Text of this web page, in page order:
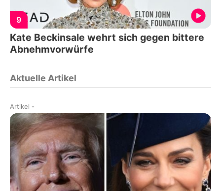
9
Kate Beckinsale wehrt sich gegen bittere
Abnehmvorwürfe
Aktuelle Artikel
Artikel -